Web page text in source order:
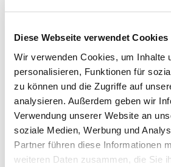
Diese Webseite verwendet Cookies
Wir verwenden Cookies, um Inhalte
personalisieren, Funktionen für
zu können und die Zugriffe auf
analysieren. Außerdem geben wir
Verwendung unserer Website an
soziale Medien, Werbung und
Partner führen diese Informationen
weiteren Daten zusammen, die Sie
Belegungskalender
Reisedauer auswählen
Anzahl Reisende auswählen
Anreisetag im